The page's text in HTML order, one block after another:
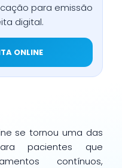
para emissão
digital.
ONLINE
se tornou uma das
pacientes que
contínuos,